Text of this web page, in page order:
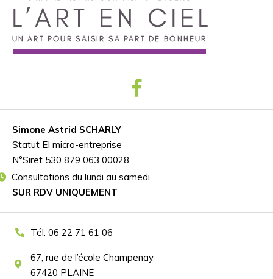
Simone Astrid SCHARLY
Statut EI micro-entreprise
N°Siret 530 879 063 00028
Consultations du lundi au samedi
SUR RDV UNIQUEMENT
Tél. 06 22 71 61 06
67, rue de l’école Champenay
67420 PLAINE